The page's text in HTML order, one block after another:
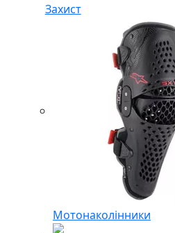
Захист
Мотонаколінники